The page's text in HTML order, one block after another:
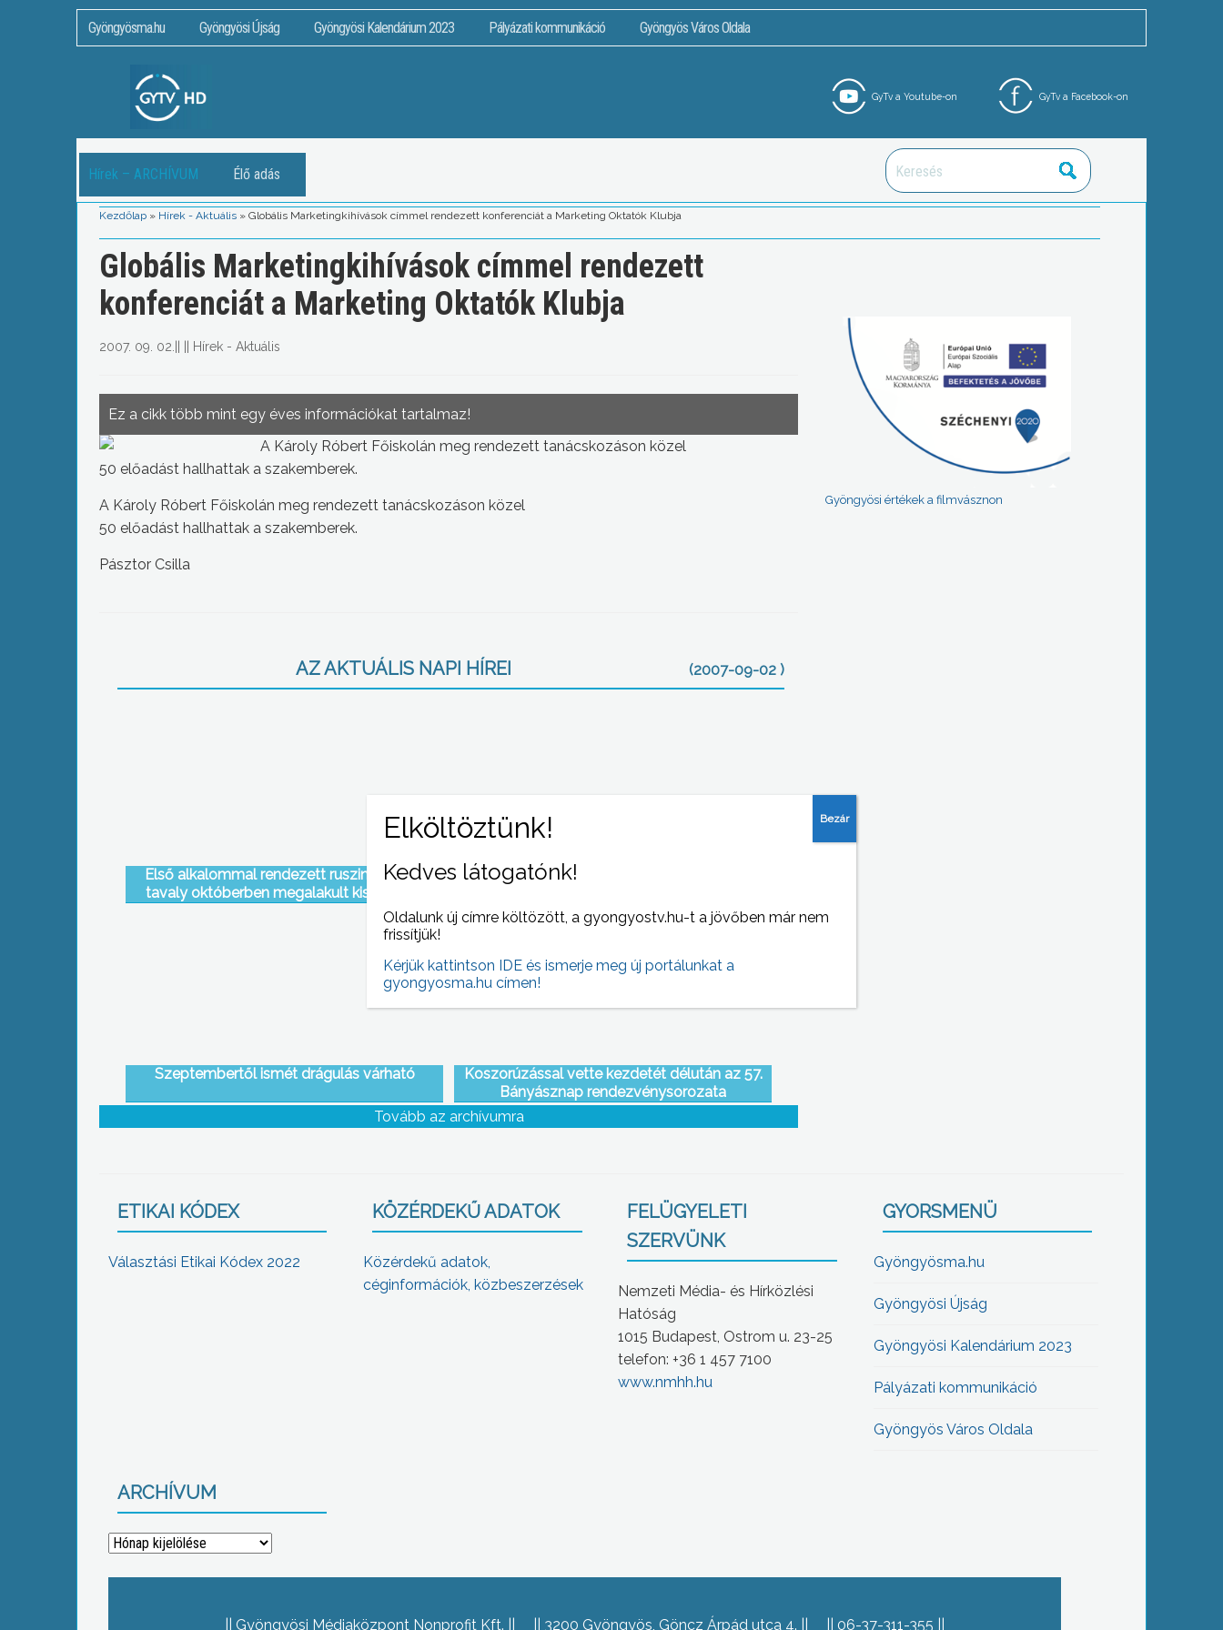
Gyöngyösma.hu Gyöngyösi Újság Gyöngyösi Kalendárium 2023 Pályázati kommunikáció Gyöngyös Város Oldala
GyTv a Facebook-on
GyTv a Youtube-on
Hírek – ARCHÍVUM Élő adás
Kezdőlap » Hírek - Aktuális » Globális Marketingkihívások címmel rendezett konferenciát a Marketing Oktatók Klubja
Globális Marketingkihívások címmel rendezett
konferenciát a Marketing Oktatók Klubja
2007. 09. 02. Hírek - Aktuális
Ez a cikk több mint egy éves információkat tartalmaz!
A Károly Róbert Főiskolán meg rendezett tanácskozáson közel
50 előadást hallhattak a szakemberek.
A Károly Róbert Főiskolán meg rendezett tanácskozáson közel
50 előadást hallhattak a szakemberek.
Pásztor Csilla
AZ AKTUÁLIS NAPI HÍREI (2007-09-02 )
Első alkalommal rendezett ruszin napot a
tavaly októberben megalakult kisebbségi
A csirkelábat és a csirkenyakat meghagyták
Szeptembertől ismét drágulás várható
Koszorúzással vette kezdetét délután az 57.
Bányásznap rendezvénysorozata
Tovább az archívumra
Gyöngyösi értékek a filmvásznon
ETIKAI KÓDEX
Választási Etikai Kódex 2022
KÖZÉRDEKŰ ADATOK
Közérdekű adatok,
céginformációk, közbeszerzések
FELÜGYELETI
SZERVÜNK
Nemzeti Média- és Hírközlési
Hatóság
1015 Budapest, Ostrom u. 23-25
telefon: +36 1 457 7100
www.nmhh.hu
GYORSMENÜ
Gyöngyösma.hu
Gyöngyösi Újság
Gyöngyösi Kalendárium 2023
Pályázati kommunikáció
Gyöngyös Város Oldala
ARCHÍVUM
Archívum
Gyöngyösi Médiaközpont Nonprofit Kft. 3200 Gyöngyös, Göncz Árpád utca 4. 06-37-311-355
Kedves látogatónk!
Oldalunk új címre költözött, a gyongyostv.hu-t a jövőben már nem
frissítjük!
Kérjük kattintson IDE és ismerje meg új portálunkat a
gyongyosma.hu címen!